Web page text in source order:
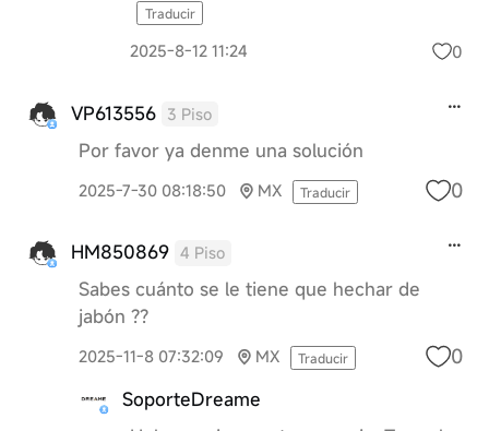
Traducir
2025-8-12 11:24 0
VP613556 3 Piso
Por favor ya denme una solución
2025-7-30 08:18:50 MX Traducir 0
HM850869 4 Piso
Sabes cuánto se le tiene que hechar de
jabón ??
2025-11-8 07:32:09 MX Traducir 0
SoporteDreame